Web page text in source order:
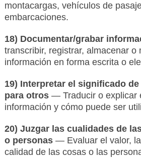
montacargas, vehículos de
embarcaciones.
18) Documentar/grabar
transcribir, registrar, almacenar o
información en forma escrita o
19) Interpretar el significado
para otros— Traducir o explicar
información y cómo puede ser
20) Juzgar las cualidades de
o personas— Evaluar el valor,
calidad de las cosas o las